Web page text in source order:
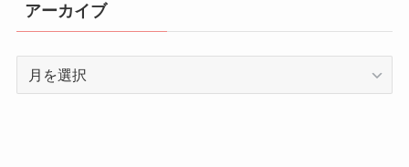
アーカイブ